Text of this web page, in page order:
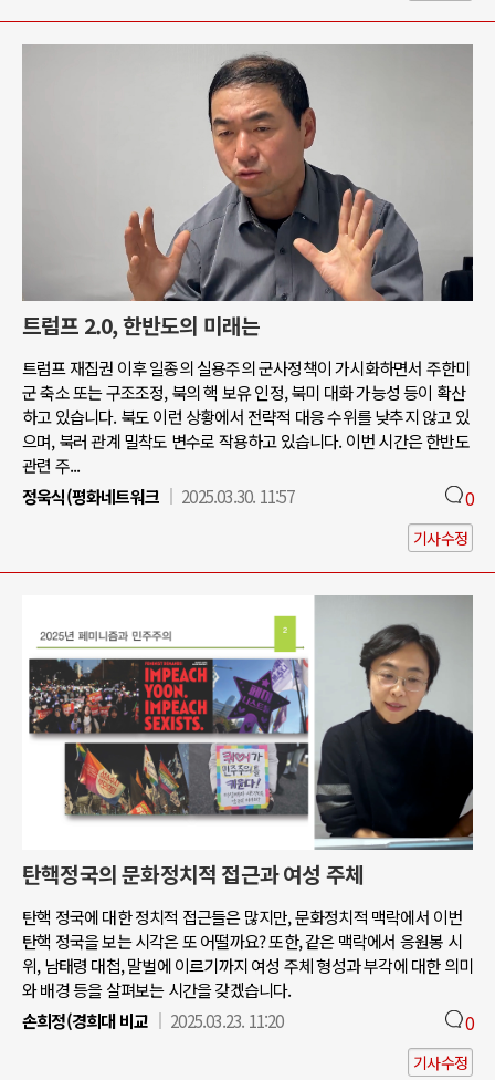
트럼프 2.0, 한반도의 미래는
트럼프 재집권 이후 일종의 실용주의 군사정책이 가시화하면서 주한미
군 축소 또는 구조조정, 북의 핵 보유 인정, 북미 대화 가능성 등이 확산
하고 있습니다. 북도 이런 상황에서 전략적 대응 수위를 낮추지 않고 있
으며, 북러 관계 밀착도 변수로 작용하고 있습니다. 이번 시간은 한반도
관련 주...
정욱식(평화네트워크
2025.03.30. 11:57 0
기사수정
탄핵정국의 문화정치적 접근과 여성 주체
탄핵 정국에 대한 정치적 접근들은 많지만, 문화정치적 맥락에서 이번
탄핵 정국을 보는 시각은 또 어떨까요? 또한, 같은 맥락에서 응원봉 시
위, 남태령 대첩, 말벌에 이르기까지 여성 주체 형성과 부각에 대한 의미
와 배경 등을 살펴보는 시간을 갖겠습니다.
손희정(경희대 비교
2025.03.23. 11:20 0
기사수정